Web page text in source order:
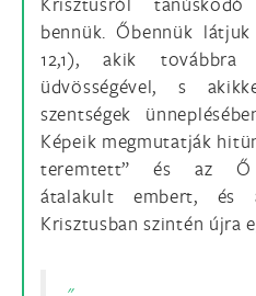
bennük. Őbennük
12,1), akik
üdvösségével, s
szentségek
Képeik megmutatják
teremtett” és az Ő
átalakult embert, és
Krisztusban szintén újra